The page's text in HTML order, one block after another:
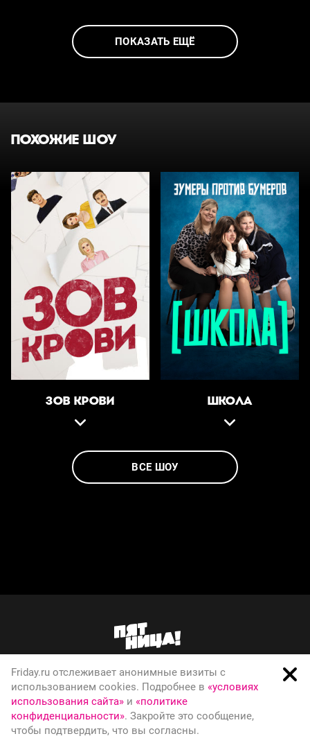
ПОКАЗАТЬ ЕЩЁ
ПОХОЖИЕ ШОУ
ЗОВ КРОВИ ШКОЛА
ВСЕ ШОУ
О телеканале
Вакансии
Правовая информация
Friday.ru отслеживает анонимные визиты с
использованием cookies. Подробнее в «условиях
использования сайта» и «политике
конфиденциальности». Закройте это сообщение,
чтобы подтвердить, что вы согласны.